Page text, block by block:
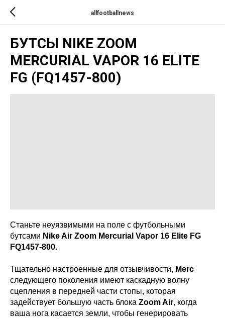
allfootballnews
БУТСЫ NIKE ZOOM
MERCURIAL VAPOR 16 ELITE
FG (FQ1457-800)
Станьте неуязвимыми на поле с футбольными
бутсами Nike Air Zoom Mercurial Vapor 16 Elite FG
FQ1457-800.
Тщательно настроенные для отзывчивости, Merc
следующего поколения имеют каскадную волну
сцепления в передней части стопы, которая
задействует большую часть блока Zoom Air, когда
ваша нога касается земли, чтобы генерировать